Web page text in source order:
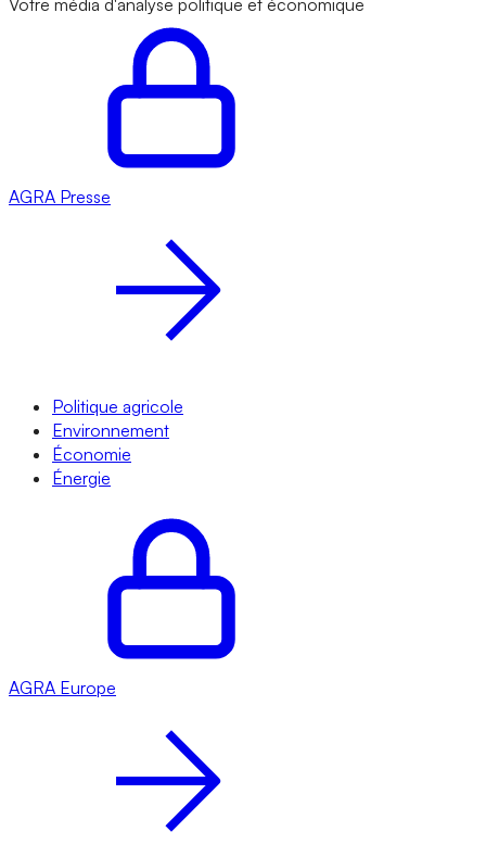
Votre média d'analyse politique et économique
AGRA Presse
Politique agricole
Environnement
Économie
Énergie
AGRA Europe